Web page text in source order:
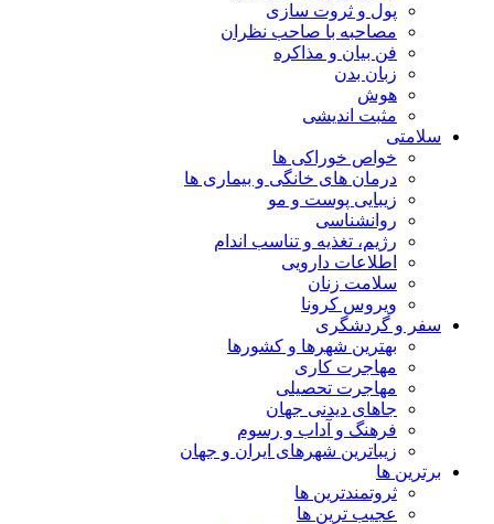
پول و ثروت سازی
مصاحبه با صاحب نظران
فن بیان و مذاکره
زبان بدن
هوش
مثبت اندیشی
سلامتی
خواص خوراکی ها
درمان های خانگی و بیماری ها
زیبایی پوست و مو
روانشناسی
رژیم، تغذیه و تناسب اندام
اطلاعات دارویی
سلامت زنان
ویروس کرونا
سفر و گردشگری
بهترین شهرها و کشورها
مهاجرت کاری
مهاجرت تحصیلی
جاهای دیدنی جهان
فرهنگ و آداب و رسوم
زیباترین شهرهای ایران و جهان
برترین ها
ثروتمندترین ها
عجیب ترین ها